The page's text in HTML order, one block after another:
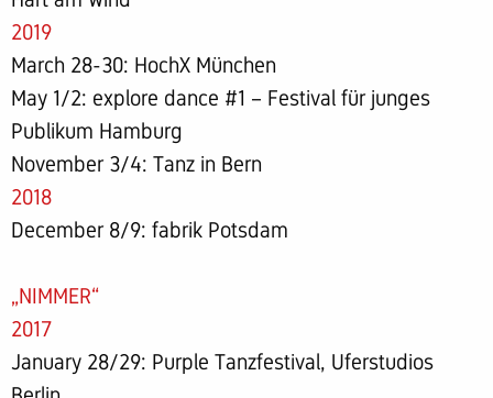
2019
March 28-30: HochX München
May 1/2: explore dance #1 – Festival für junges
Publikum Hamburg
November 3/4: Tanz in Bern
2018
December 8/9: fabrik Potsdam
„NIMMER“
2017
January 28/29: Purple Tanzfestival, Uferstudios